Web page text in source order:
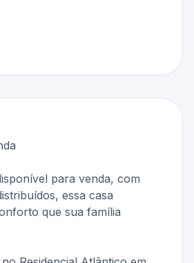
para venda, com
essa casa
que sua família